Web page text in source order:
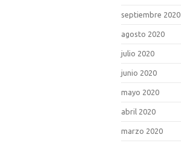
septiembre 2020
agosto 2020
julio 2020
junio 2020
mayo 2020
abril 2020
marzo 2020